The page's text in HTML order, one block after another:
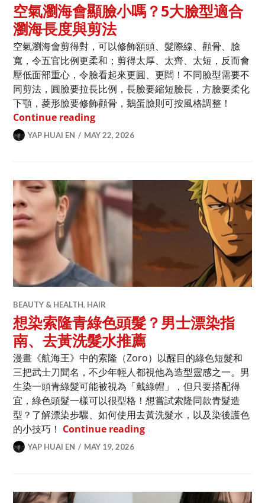
空氣瀏海會顯臉小嗎？5大臉型適合
瀏海長度與剪法
空氣瀏海會剪得對，可以修飾額頭、髮際線、顴骨、臉
寬，令五官比例更柔和；剪得太厚、太齊、太短，反而會
壓低面部重心，令臉看起來更圓、更闊！不同臉型需要不
同剪法，圓臉要拉長比例，長臉要縮短臉長，方臉要柔化
下顎，菱形臉要修飾顴骨，鵝蛋臉則可按風格調整！
Continue reading空氣瀏海會顯臉小嗎？5大臉型適合瀏海
YAP HUAI EN MAY 22, 2026
BEAUTY & HEALTH, HAIR
想染索隆青綠色頭髮？男士漂染指
南、去黃洗髮水推薦
漫畫《航海王》中的索隆（Zoro）以醒目的綠色短髮和
三把武士刀聞名，不少年輕人都視他為造型靈感之一。男
生染一頭青綠髮可能被視為「戴綠帽」，但只要搭配得
宜，綠色頭髮一樣可以很型格！想嘗試索隆同款青髮造
型？了解漂染步驟、如何使用去黃洗髮水，以及染後護色
的小技巧！ Continue reading想染索隆青綠色頭髮？男士
YAP HUAI EN MAY 19, 2026